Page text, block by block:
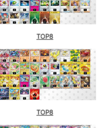
TOP8
TOP8